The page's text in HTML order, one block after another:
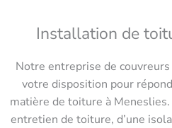
Installation de
Notre entreprise de
votre disposition pour
matière de toiture à Meneslies.
entretien de toiture, d’une